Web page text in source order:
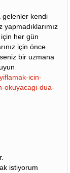
gelenler kendi
yapmadıklarımız
her gün
için önce
bir uzmana
icin-
okuyacagi-dua-
istiyorum